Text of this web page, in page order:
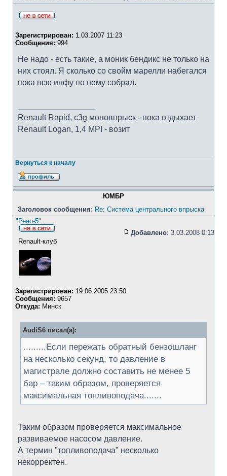
Зарегистрирован: 1.03.2007 11:23
Сообщения: 994
Не надо - есть такие, а моник бендикс не только на
них стоял. Я сколько со свойм марелли набегался
пока всю инфу по нему собрал.
Renault Rapid, c3g моновпрыск - пока отдыхает
Renault Logan, 1,4 MPI - возит
Вернуться к началу
ЮМБР
Заголовок сообщения: Re: Система центрального впрыска
"Рено-5".
Добавлено: 3.03.2008 0:13
Renault-клуб
Зарегистрирован: 19.06.2005 23:50
Сообщения: 9657
Откуда: Минск
AudiS6 писал(а):
.........Если пережать обратный бензошланг
на несколько секунд, то давление в
магистрале должно составить не менее 5
бар – таким образом, проверяется
максимальная топливоподача.......
Таким образом проверяется максимальное
развиваемое насосом давление.
А термин "топливоподача" несколько
некорректен.